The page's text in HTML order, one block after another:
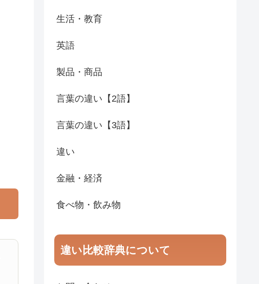
生活・教育
英語
製品・商品
言葉の違い【2語】
言葉の違い【3語】
違い
金融・経済
食べ物・飲み物
違い比較辞典について